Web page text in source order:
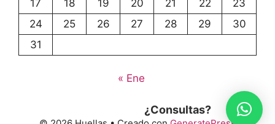
17
18 19 20 21 22
23
24
25 26 27 28 29
30
31
« Ene
¿Consultas?